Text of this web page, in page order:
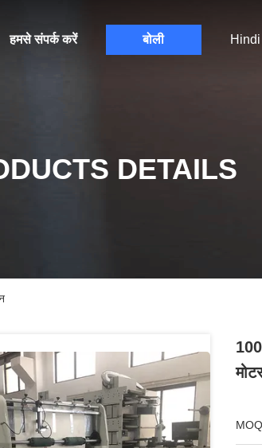
हमसे संपर्क करें बोली Hindi
DETAILS